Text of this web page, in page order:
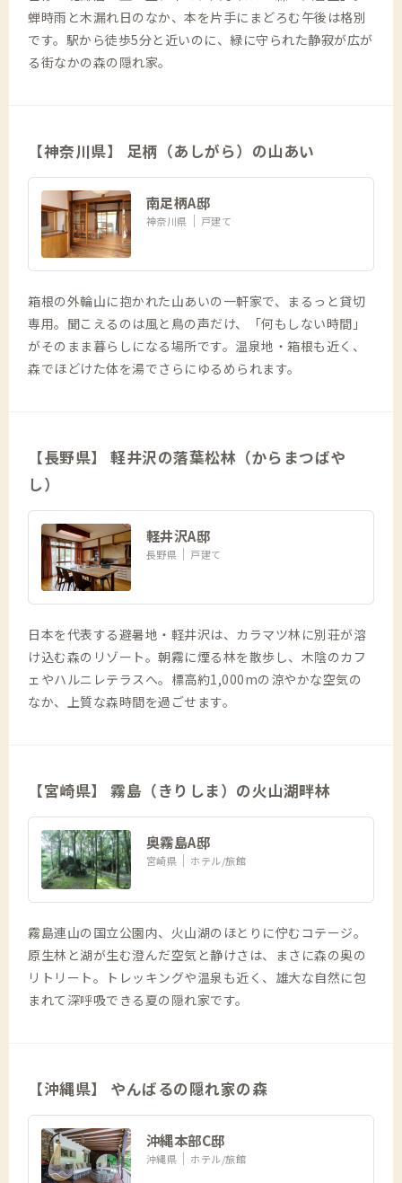
蝉時雨と木漏れ日のなか、本を片手にまどろむ午後は格別
です。駅から徒歩5分と近いのに、緑に守られた静寂が広が
る街なかの森の隠れ家。
【神奈川県】 足柄（あしがら）の山あい
南足柄A邸
神奈川県 戸建て
箱根の外輪山に抱かれた山あいの一軒家で、まるっと貸切
専用。聞こえるのは風と鳥の声だけ、「何もしない時間」
がそのまま暮らしになる場所です。温泉地・箱根も近く、
森でほどけた体を湯でさらにゆるめられます。
【長野県】 軽井沢の落葉松林（からまつばや
し）
軽井沢A邸
長野県 戸建て
日本を代表する避暑地・軽井沢は、カラマツ林に別荘が溶
け込む森のリゾート。朝霧に煙る林を散歩し、木陰のカフ
ェやハルニレテラスへ。標高約1,000mの涼やかな空気の
なか、上質な森時間を過ごせます。
【宮崎県】 霧島（きりしま）の火山湖畔林
奥霧島A邸
宮崎県 ホテル/旅館
霧島連山の国立公園内、火山湖のほとりに佇むコテージ。
原生林と湖が生む澄んだ空気と静けさは、まさに森の奥の
リトリート。トレッキングや温泉も近く、雄大な自然に包
まれて深呼吸できる夏の隠れ家です。
【沖縄県】 やんばるの隠れ家の森
沖縄本部C邸
沖縄県 ホテル/旅館